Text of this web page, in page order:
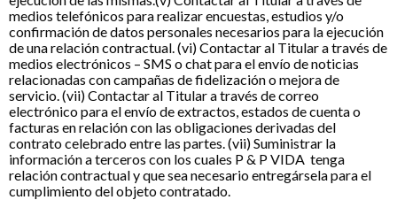
medios telefónicos para realizar encuestas, estudios y/o
confirmación de datos personales necesarios para la ejecución
de una relación contractual. (vi) Contactar al Titular a través de
medios electrónicos – SMS o chat para el envío de noticias
relacionadas con campañas de fidelización o mejora de
servicio. (vii) Contactar al Titular a través de correo
electrónico para el envío de extractos, estados de cuenta o
facturas en relación con las obligaciones derivadas del
contrato celebrado entre las partes. (vii) Suministrar la
información a terceros con los cuales P & P VIDA tenga
relación contractual y que sea necesario entregársela para el
cumplimiento del objeto contratado.